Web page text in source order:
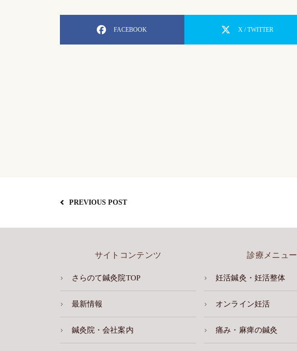
FACEBOOK X / TWITTER
PREVIOUS POST
サイトコンテンツ
さらのて鍼灸院TOP
最新情報
鍼灸院・会社案内
診療メニュー
妊活鍼灸・妊活整体
オンライン妊活
痛み・麻痺の鍼灸